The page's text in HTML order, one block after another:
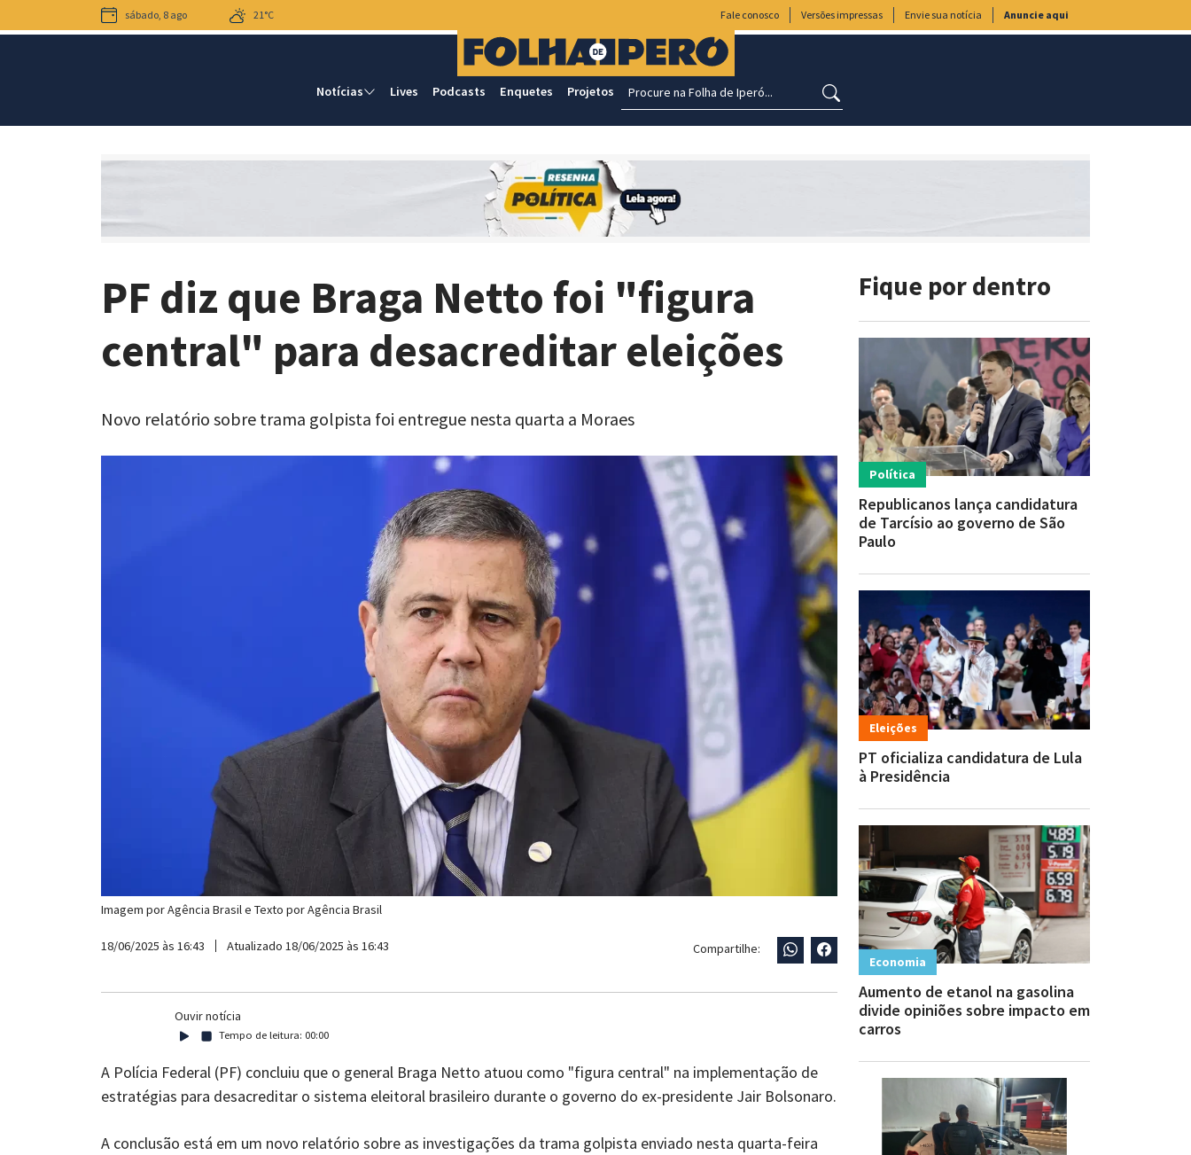
sábado, 8 ago 21°C Fale conosco Versões impressas Envie sua notícia Anuncie aqui
Notícias Lives Podcasts Enquetes Projetos
PF diz que Braga Netto foi "figura
central" para desacreditar eleições
Novo relatório sobre trama golpista foi entregue nesta quarta a Moraes
Imagem porAgência Brasile Texto porAgência Brasil
18/06/2025 às 16:43 Atualizado 18/06/2025 às 16:43 Compartilhe:
Ouvir notícia
Tempo de leitura: 00:00
A Polícia Federal (PF) concluiu que o general Braga Netto atuou como "figura central" na implementação de
estratégias para desacreditar o sistema eleitoral brasileiro durante o governo do ex-presidente Jair Bolsonaro.
A conclusão está em um novo relatório sobre as investigações da trama golpista enviado nesta quarta-feira
Fique por dentro
Política
Republicanos lança candidatura
de Tarcísio ao governo de São
Paulo
Eleições
PT oficializa candidatura de Lula
à Presidência
Economia
Aumento de etanol na gasolina
divide opiniões sobre impacto em
carros